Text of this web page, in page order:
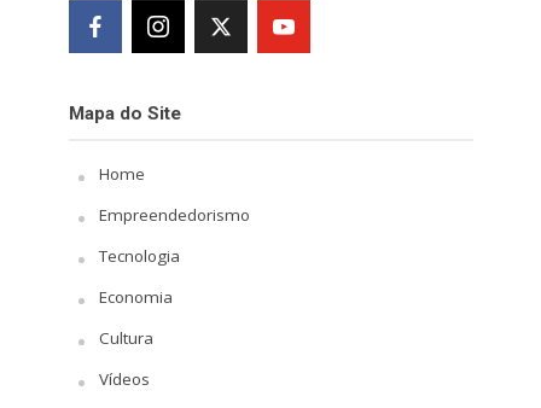
Mapa do Site
Home
Empreendedorismo
Tecnologia
Economia
Cultura
Vídeos